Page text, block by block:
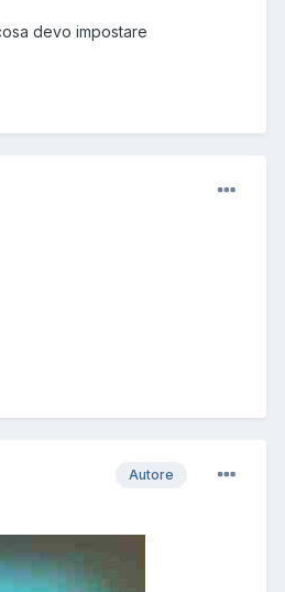
devo impostare
Autore